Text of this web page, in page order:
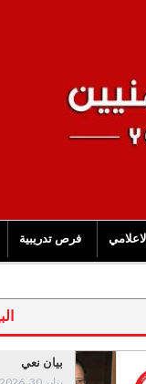
فرص تدريبية
بيان نعي
يناير 30, 2026